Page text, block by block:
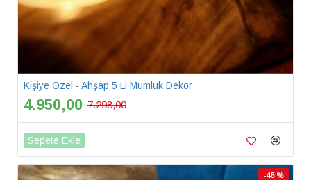
Kişiye Özel - Ahşap 5 Li Mumluk Dekor
4.950,00 7.298,00
Sepete Ekle
-46 %